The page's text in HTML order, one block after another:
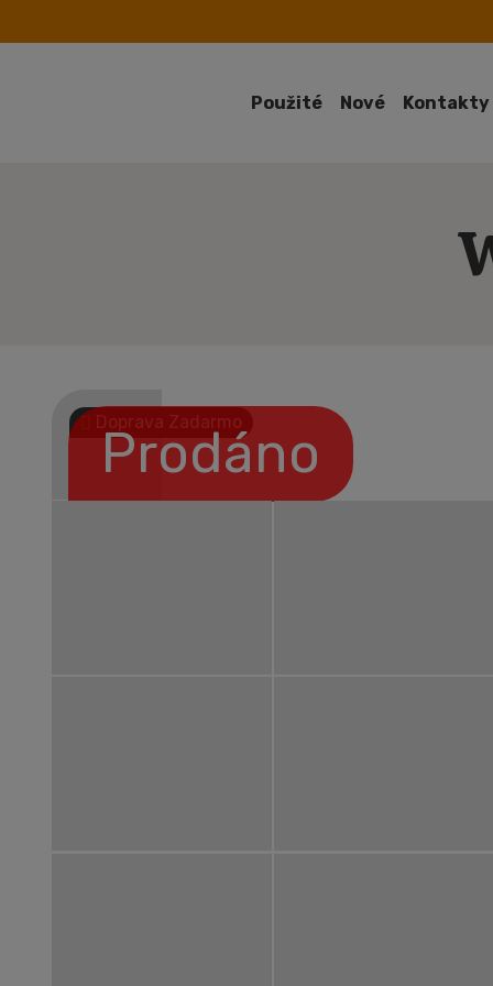
Použité Nové Kontakty
Prodáno